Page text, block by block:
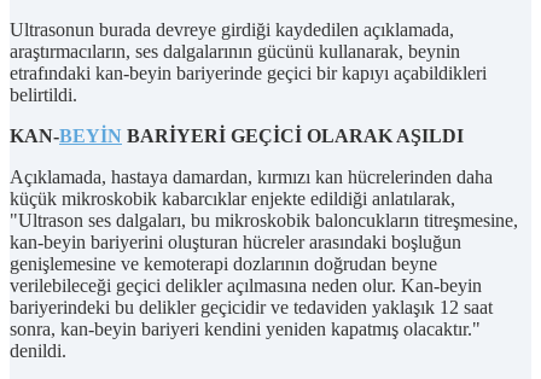
Ultrasonun burada devreye girdiği kaydedilen açıklamada,
araştırmacıların, ses dalgalarının gücünü kullanarak, beynin
etrafındaki kan-beyin bariyerinde geçici bir kapıyı açabildikleri
belirtildi.
KAN-BEYİN BARİYERİ GEÇİCİ OLARAK AŞILDI
Açıklamada, hastaya damardan, kırmızı kan hücrelerinden daha
küçük mikroskobik kabarcıklar enjekte edildiği anlatılarak,
"Ultrason ses dalgaları, bu mikroskobik baloncukların titreşmesine,
kan-beyin bariyerini oluşturan hücreler arasındaki boşluğun
genişlemesine ve kemoterapi dozlarının doğrudan beyne
verilebileceği geçici delikler açılmasına neden olur. Kan-beyin
bariyerindeki bu delikler geçicidir ve tedaviden yaklaşık 12 saat
sonra, kan-beyin bariyeri kendini yeniden kapatmış olacaktır."
denildi.